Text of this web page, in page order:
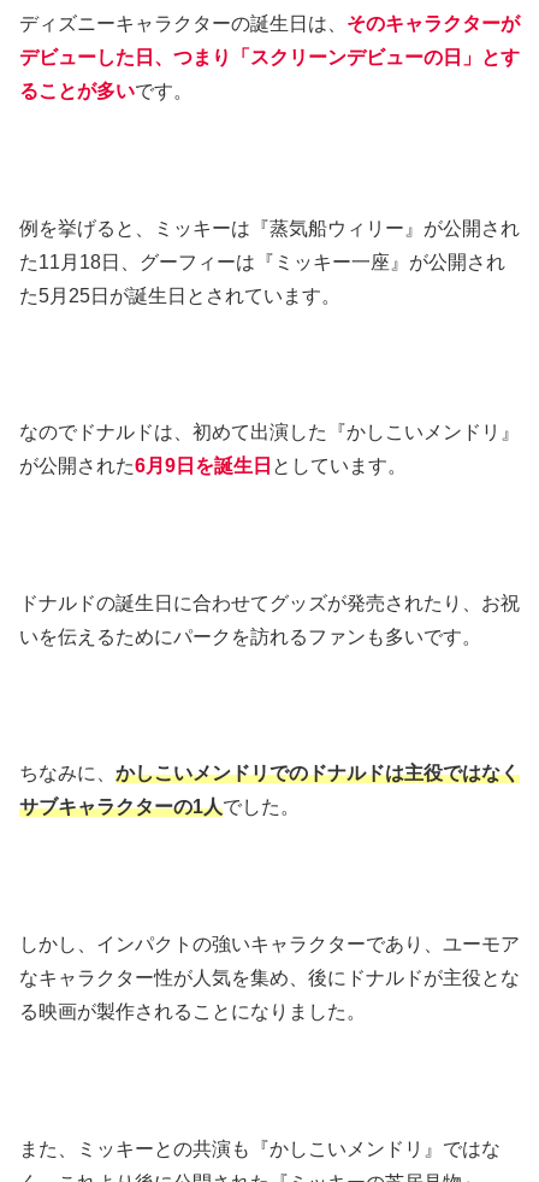
ディズニーキャラクターの誕生日は、 そのキャラクターが
デビューした日、つまり「スクリーンデビューの日」とす
ることが多いです。
例を挙げると、ミッキーは『蒸気船ウィリー』が公開され
た11月18日、グーフィーは『ミッキー一座』が公開され
た5月25日が誕生日とされています。
なのでドナルドは、初めて出演した『かしこいメンドリ』
が公開された6月9日を誕生日 としています。
ドナルドの誕生日に合わせてグッズが発売されたり、お祝
いを伝えるためにパークを訪れるファンも多いです。
ちなみに、 かしこいメンドリでのドナルドは主役ではなく
サブキャラクターの1人でした。
しかし、インパクトの強いキャラクターであり、ユーモア
なキャラクター性が人気を集め、後にドナルドが主役とな
る映画が製作されることになりました。
また、ミッキーとの共演も『かしこいメンドリ』ではな